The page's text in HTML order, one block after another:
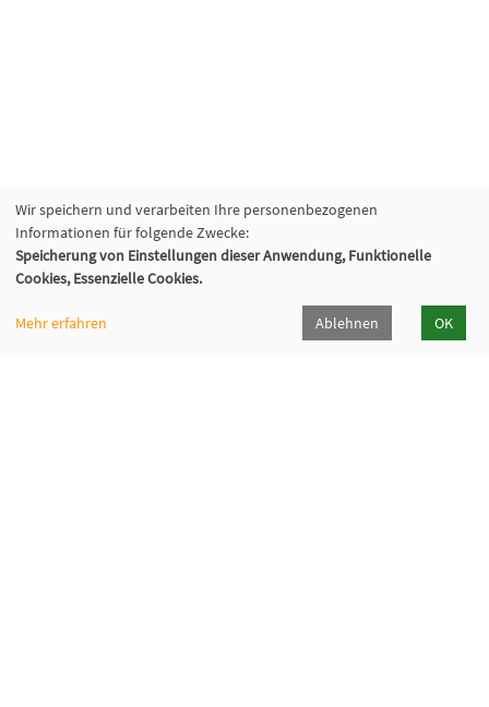
Wir speichern und verarbeiten Ihre personenbezogenen
Informationen für folgende Zwecke:
Speicherung von Einstellungen dieser Anwendung, Funktionelle
Cookies, Essenzielle Cookies.
Mehr erfahren Ablehnen OK